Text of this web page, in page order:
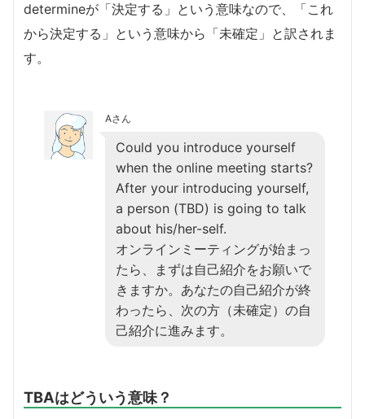
determineが「決定する」という意味なので、「これ
から決定する」という意味から「未確定」と訳されま
す。
Aさん
Could you introduce yourself
when the online meeting starts?
After your introducing yourself,
a person (TBD) is going to talk
about his/her-self.
オンラインミーティングが始まっ
たら、まずは自己紹介をお願いで
きますか。あなたの自己紹介が終
わったら、次の方（未確定）の自
己紹介に進みます。
TBAはどういう意味？